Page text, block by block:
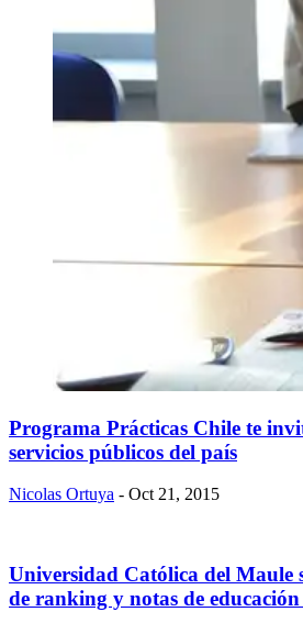
​Programa Prácticas Chile te
servicios públicos del país
Nicolas Ortuya - Oct 21, 2015
Universidad Católica del Maule
de ranking y notas de